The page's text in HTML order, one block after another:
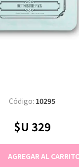
Código: 10295
$U 329